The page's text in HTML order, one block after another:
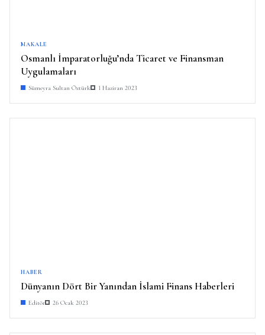
MAKALE
Osmanlı İmparatorluğu’nda Ticaret ve Finansman
Uygulamaları
Sümeyra Sultan Öztürk 1 Haziran 2023
HABER
Dünyanın Dört Bir Yanından İslami Finans Haberleri
Editör 26 Ocak 2023